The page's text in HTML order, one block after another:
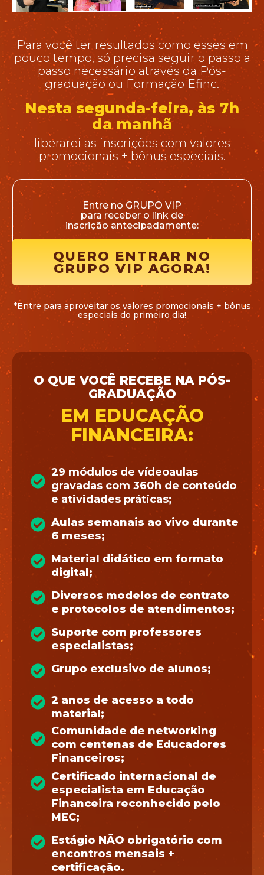
Para você ter resultados como esses em
pouco tempo, só precisa seguir o passo a
passo necessário através da Pós-
graduação ou Formação Efinc.
Nesta segunda-feira, às 7h
da manhã
liberarei as inscrições com valores
promocionais + bônus especiais.
Entre no GRUPO VIP
para receber o link de
inscrição antecipadamente:
QUERO ENTRAR NO
GRUPO VIP AGORA!
*Entre para aproveitar os valores promocionais + bônus
especiais do primeiro dia!
O QUE VOCÊ RECEBE NA PÓS-
GRADUAÇÃO
EM EDUCAÇÃO
FINANCEIRA:
29 módulos de vídeoaulas
gravadas com 360h de conteúdo
e atividades práticas;
Aulas semanais ao vivo durante
6 meses;
Material didático em formato
digital;
Diversos modelos de contrato
e protocolos de atendimentos;
Suporte com professores
especialistas;
Grupo exclusivo de alunos;
2 anos de acesso a todo
material;
Comunidade de networking
com centenas de Educadores
Financeiros;
Certificado internacional de
especialista em Educação
Financeira reconhecido pelo
MEC;
Estágio NÃO obrigatório com
encontros mensais +
certificação.